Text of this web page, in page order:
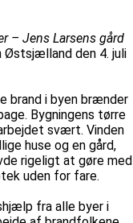
– Jens Larsens gård
Østsjælland den 4. juli
brand i byen brænder
Bygningens tørre
svært. Vinden
huse og en gård,
rigeligt at gøre med
uden for fare.
fra alle byer i